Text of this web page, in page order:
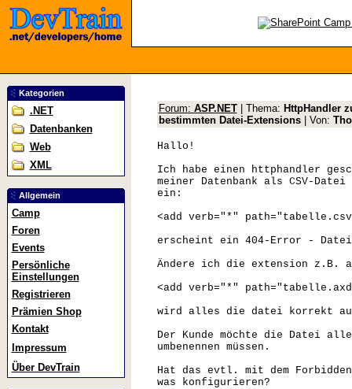
Kategorien
.NET
Datenbanken
Web
XML
Allgemein
Camp
Foren
Events
Persönliche
Einstellungen
Registrieren
Prämien Shop
Kontakt
Impressum
Über DevTrain
Forum: ASP.NET| Thema: HttpHandler
bestimmten Datei-Extensions
| Von:
Hallo!
Ich habe einen httphandler
meiner Datenbank als CSV-
ein:
<add verb="*"
erscheint ein 404-Error -
Ändere ich die extension z.B.
<add verb="*"
wird alles die datei korrekt
Der Kunde möchte die Datei
umbenennen müssen.
Hat das evtl. mit dem
was konfigurieren?